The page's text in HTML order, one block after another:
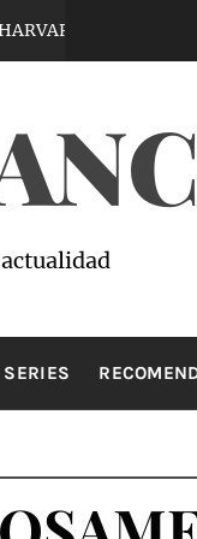
5 días hace